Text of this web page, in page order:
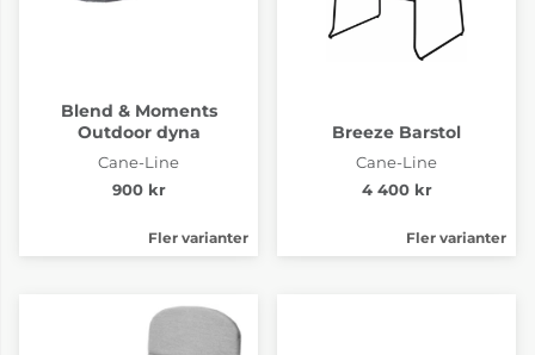
Blend & Moments
Outdoor dyna
Cane-Line
900 kr
Fler varianter
Breeze Barstol
Cane-Line
4 400 kr
Fler varianter